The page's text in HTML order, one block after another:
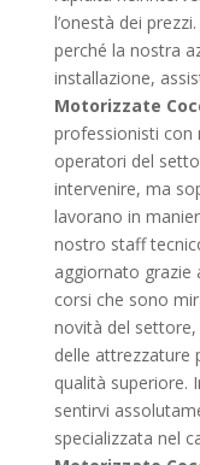
l’onestà dei
perché la nostra
installazione,
Motorizzate
professionisti con
operatori del
intervenire, ma
lavorano in
nostro staff
aggiornato grazie
corsi che sono
novità del settore,
delle attrezzature
qualità superiore.
sentirvi
specializzata nel